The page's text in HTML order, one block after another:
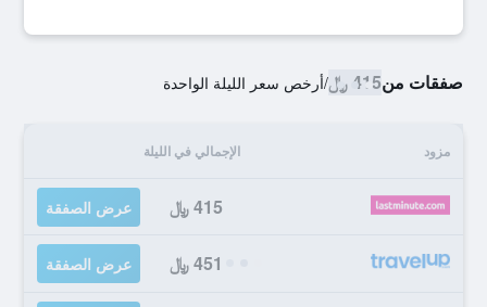
صفقات من415 ﷼ /أرخص سعر الليلة الواحدة
مزود الإجمالي في الليلة
415 ﷼ عرض الصفقة
451 ﷼ عرض الصفقة